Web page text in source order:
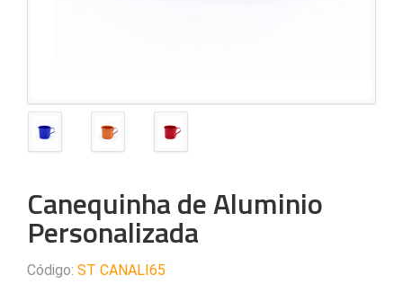
Canequinha de Aluminio
Personalizada
Código: ST CANALI65